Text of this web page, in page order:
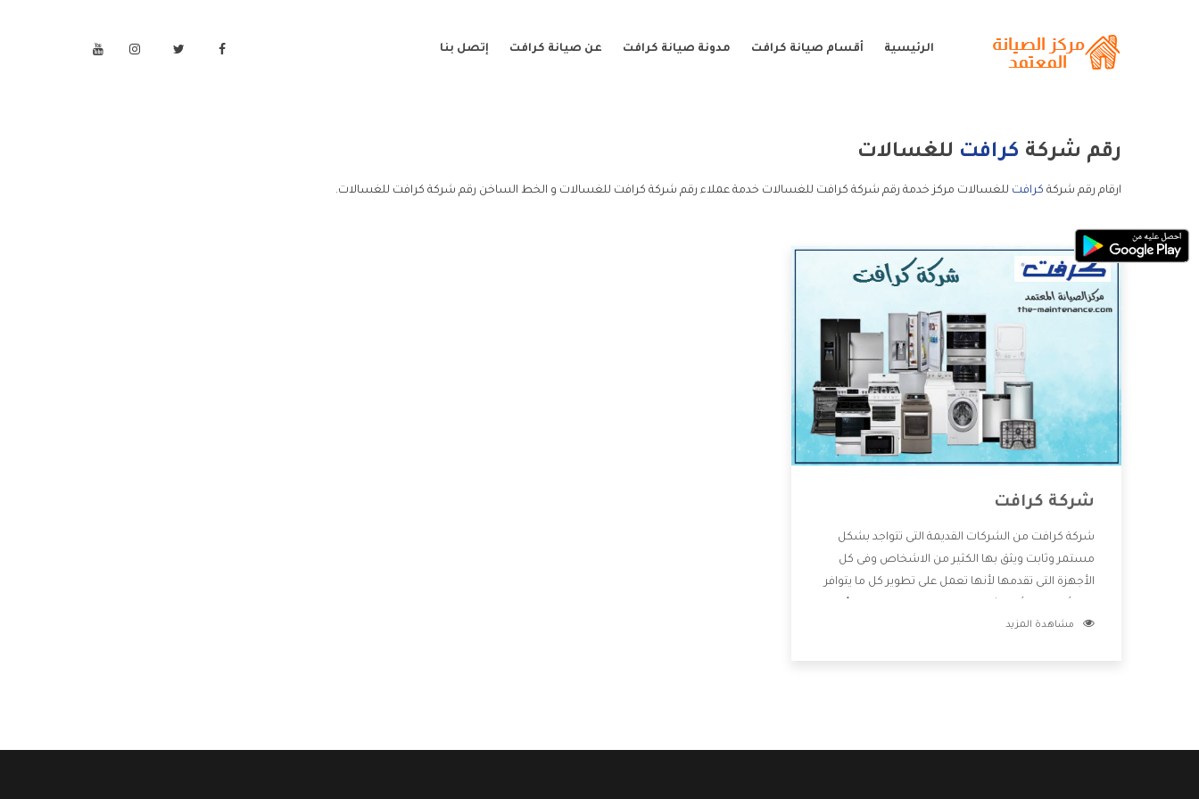
الرئيسية أقسام صيانة كرافت مدونة صيانة كرافت عن صيانة كرافت إتصل بنا
رقم شركة كرافت للغسالات
ارقام رقم شركة كرافت للغسالات مركز خدمة رقم شركة كرافت للغسالات خدمة عملاء رقم شركة كرافت للغسالات و الخط الساخن رقم شركة كرافت للغسالات.
شركة كرافت
شركة كرافت من الشركات القديمة التى تتواجد بشكل
مستمر وثابت ويثق بها الكثير من الاشخاص وفى كل
الأجهزة التى تقدمها لأنها تعمل على تطوير كل ما يتوافر
خدمات ما بعد البيع مع المنتجات وتقدم للعملاء أقوى
مشاهدة المزيد